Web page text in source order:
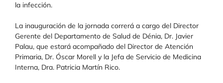
la infección.
La inauguración de la jornada correrá a cargo del Director
Gerente del Departamento de Salud de Dénia, Dr. Javier
Palau, que estará acompañado del Director de Atención
Primaria, Dr. Óscar Morell y la Jefa de Servicio de Medicina
Interna, Dra. Patricia Martín Rico.